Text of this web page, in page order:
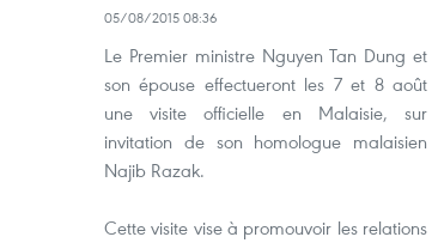
05/08/2015 08:36
Le Premier ministre Nguyen Tan Dung et
son épouse effectueront les 7 et 8 août
une visite officielle en Malaisie, sur
invitation de son homologue malaisien
Najib Razak.
Cette visite vise à promouvoir les relations